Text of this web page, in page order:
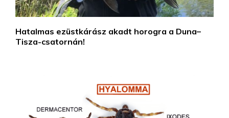
Hatalmas ezüstkárász akadt horogra a Duna–
Tisza-csatornán!